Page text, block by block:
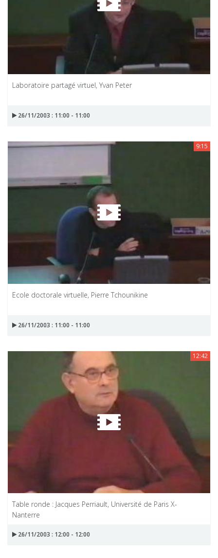
Laboratoire partagé virtuel, Yvan Peter
26/11/2003 : 11:00 - 11:00
9:15
Ecole doctorale virtuelle, Pierre Tchounikine
26/11/2003 : 11:00 - 11:00
12:42
Table ronde : Jacques Perriault, Université de Paris X-
Nanterre
26/11/2003 : 12:00 - 12:00